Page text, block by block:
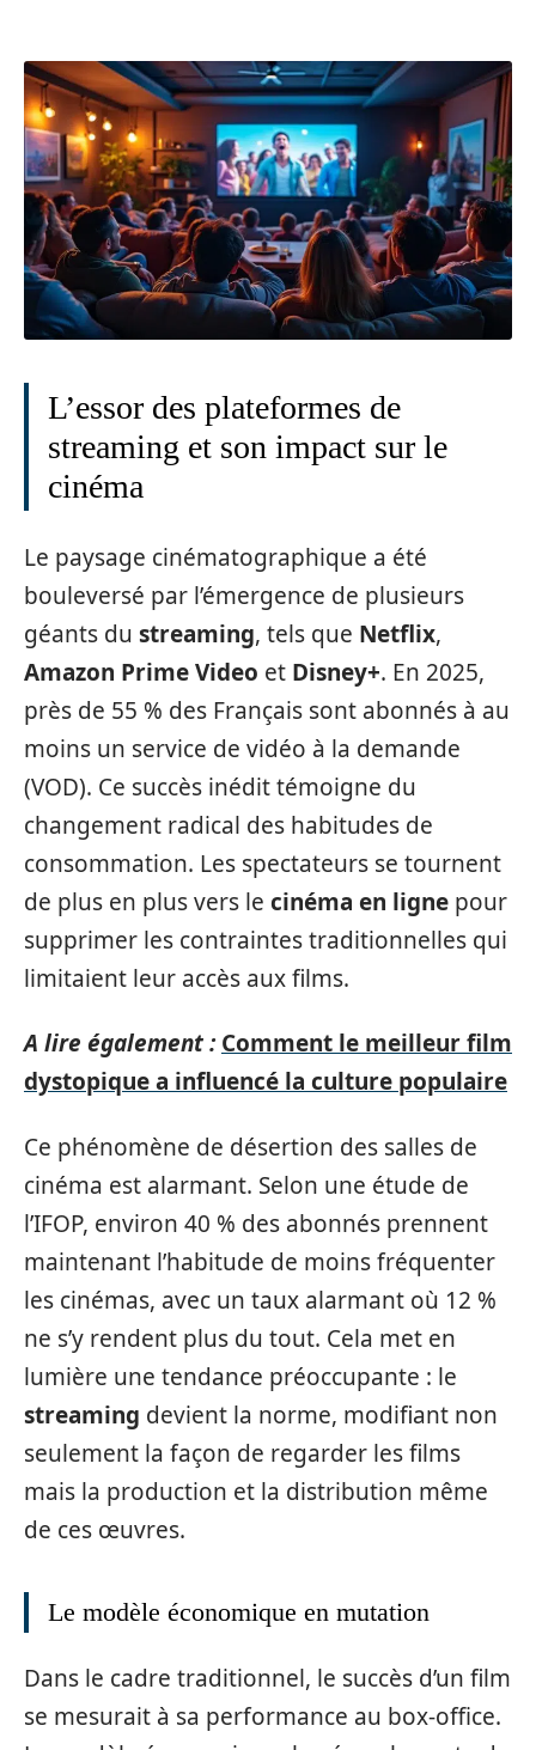
L’essor des plateformes de
streaming et son impact sur le
cinéma
Le paysage cinématographique a été
bouleversé par l’émergence de plusieurs
géants du streaming, tels que Netflix,
Amazon Prime Video et Disney+. En 2025,
près de 55 % des Français sont abonnés à au
moins un service de vidéo à la demande
(VOD). Ce succès inédit témoigne du
changement radical des habitudes de
consommation. Les spectateurs se tournent
de plus en plus vers le cinéma en ligne pour
supprimer les contraintes traditionnelles qui
limitaient leur accès aux films.
A lire également : Comment le meilleur film
dystopique a influencé la culture populaire
Ce phénomène de désertion des salles de
cinéma est alarmant. Selon une étude de
l’IFOP, environ 40 % des abonnés prennent
maintenant l’habitude de moins fréquenter
les cinémas, avec un taux alarmant où 12 %
ne s’y rendent plus du tout. Cela met en
lumière une tendance préoccupante : le
streaming devient la norme, modifiant non
seulement la façon de regarder les films
mais la production et la distribution même
de ces œuvres.
Le modèle économique en mutation
Dans le cadre traditionnel, le succès d’un film
se mesurait à sa performance au box-office.